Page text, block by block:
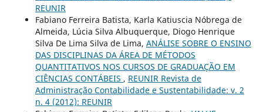
REUNIR
Fabiano Ferreira Batista, Karla Katiuscia Nóbrega de
Almeida, Lúcia Silva Albuquerque, Diogo Henrique
Silva De Lima Silva de Lima, ANÁLISE SOBRE O ENSINO
DAS DISCIPLINAS DA ÁREA DE MÉTODOS
QUANTITATIVOS NOS CURSOS DE GRADUAÇÃO EM
CIÊNCIAS CONTÁBEIS , REUNIR Revista de
Administração Contabilidade e Sustentabilidade: v. 2
n. 4 (2012): REUNIR